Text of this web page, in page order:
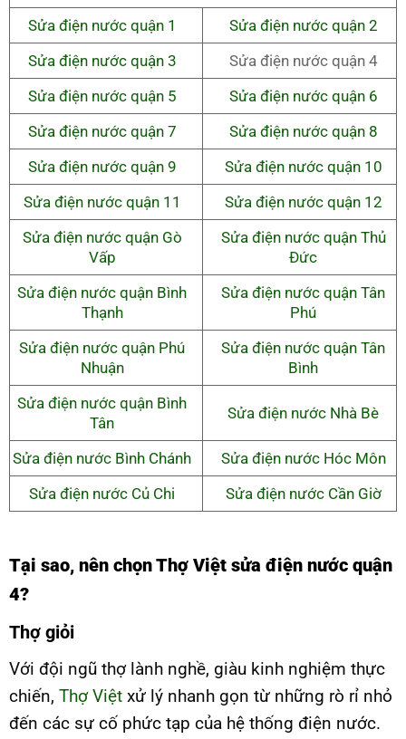
Sửa điện nước quận 1
Sửa điện nước quận 2
Sửa điện nước quận 3
Sửa điện nước quận 4
Sửa điện nước quận 5
Sửa điện nước quận 6
Sửa điện nước quận 7
Sửa điện nước quận 8
Sửa điện nước quận 9
Sửa điện nước quận 10
Sửa điện nước quận 11
Sửa điện nước quận 12
Sửa điện nước quận Gò
Vấp
Sửa điện nước quận Thủ
Đức
Sửa điện nước quận Bình
Thạnh
Sửa điện nước quận Tân
Phú
Sửa điện nước quận Phú
Nhuận
Sửa điện nước quận Tân
Bình
Sửa điện nước quận Bình
Tân
Sửa điện nước Nhà Bè
Sửa điện nước Bình Chánh
Sửa điện nước Hóc Môn
Sửa điện nước Củ Chi
Sửa điện nước Cần Giờ
Tại sao, nên chọn Thợ Việt sửa điện nước quận
4?
Thợ giỏi
Với đội ngũ thợ lành nghề, giàu kinh nghiệm thực
chiến, Thợ Việt xử lý nhanh gọn từ những rò rỉ nhỏ
đến các sự cố phức tạp của hệ thống điện nước.